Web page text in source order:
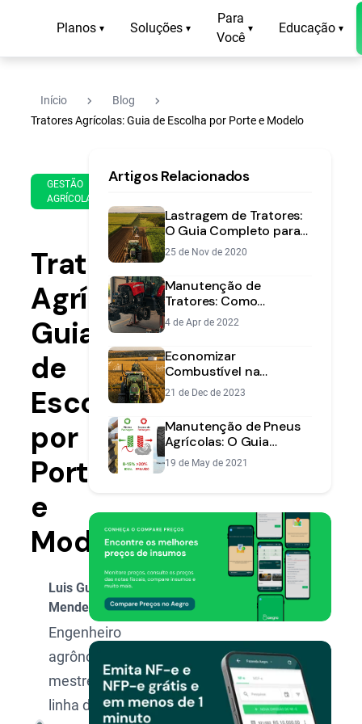
Planos ▾ Soluções ▾
Para
Você
▾ Educação ▾
Início navigate_next Blog navigate_next
Tratores Agrícolas: Guia de Escolha por Porte e Modelo
GESTÃO
AGRÍCOLA
de
de
2019
min
leitura
Tratores
Agrícolas:
Guia
de
Escolha
por
Porte
e
Modelo
Luis Gustavo
Mendes
Engenheiro
agrônomo,
mestre na
linha de
Artigos Relacionados
Lastragem de Tratores:
O Guia Completo para
Aumentar a Tração e a
Eficiência
25 de Nov de 2020
Manutenção de
Tratores: Como
Aumentar a Vida Útil da
Máquina
4 de Apr de 2022
Economizar
Combustível na
Fazenda: Guia para
Reduzir Custos
21 de Dec de 2023
Manutenção de Pneus
Agrícolas: O Guia
Prático para
Durabilidade e
19 de May de 2021